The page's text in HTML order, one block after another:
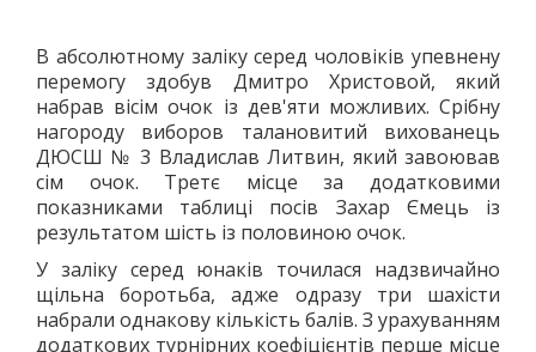
ЗИМОВІ ВОДИ
ХОКЕЙ
БІГ НА КОНЬКАХ
ФІГУРНЕ КАТАННЯ
ФІГУРНЕ КАТАННЯ НА РОЛИКОВИХ КОВЗАНАХ
ЛОГІЧНІ ІГРИ
ШАШКИ
ШАХИ
СЕГИ
В абсолютному заліку серед чоловіків упевнену
перемогу здобув Дмитро Христовой, який
набрав вісім очок із дев'яти можливих. Срібну
нагороду виборов талановитий вихованець
ДЮСШ № 3 Владислав Литвин, який завоював
сім очок. Третє місце за додатковими
показниками таблиці посів Захар Ємець із
результатом шість із половиною очок.
У заліку серед юнаків точилася надзвичайно
щільна боротьба, адже одразу три шахісти
набрали однакову кількість балів. З урахуванням
додаткових турнірних коефіцієнтів перше місце